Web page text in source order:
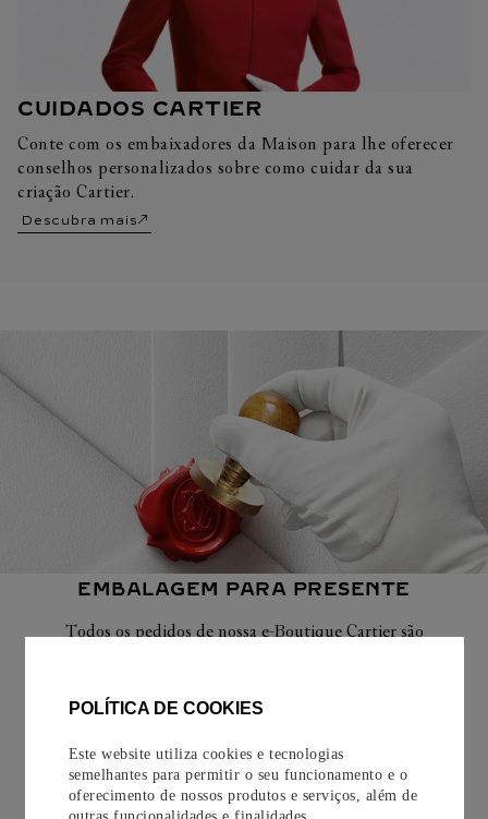
POLÍTICA DE COOKIES
Este website utiliza cookies e tecnologias
semelhantes para permitir o seu funcionamento e o
oferecimento de nossos produtos e serviços, além de
CUIDADOS CARTIER
Conte com os embaixadores da Maison para lhe oferecer
conselhos personalizados sobre como cuidar da sua
criação Cartier.
Descubra mais
EMBALAGEM PARA PRESENTE
Todos os pedidos de nossa e-Boutique Cartier são